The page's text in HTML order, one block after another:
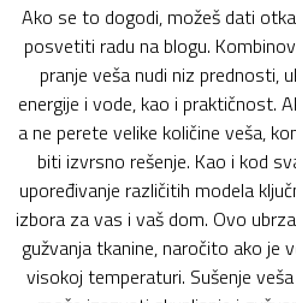
Ako se to dogodi, možeš dati
posvetiti radu na blogu.
pranje veša nudi niz prednosti,
energije i vode, kao i praktičnost.
a ne perete velike količine veša,
biti izvrsno rešenje. Kao i kod
upoređivanje različitih modela
izbora za vas i vaš dom. Ovo
gužvanja tkanine, naročito ako je
visokoj temperaturi. Sušenje